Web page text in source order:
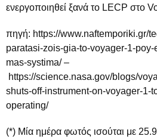
ενεργοποιηθεί ξανά το LECP στο
πηγή: https://www.naftemporiki.gr/
paratasi-zois-gia-to-voyager-1-
mas-systima/ –
https://science.nasa.gov/blogs/
shuts-off-instrument-on-voyager-1-
operating/
(*) Μία ημέρα φωτός ισούται με